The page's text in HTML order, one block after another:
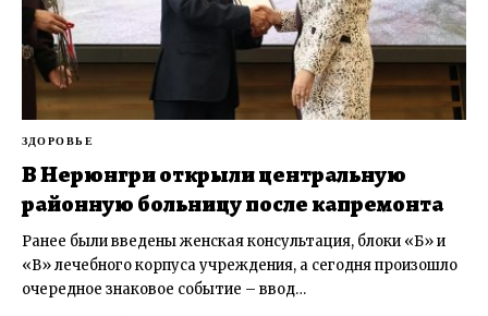
ЗДОРОВЬЕ
В Нерюнгри открыли центральную
районную больницу после капремонта
Ранее были введены женская консультация, блоки «Б» и
«В» лечебного корпуса учреждения, а сегодня произошло
очередное знаковое событие – ввод…